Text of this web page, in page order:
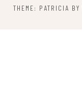
THEME: PATRICIA BY